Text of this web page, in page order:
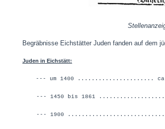
Begräbnisse Eichstätter Juden fanden auf dem
Juden in Eichstätt:
--- um 1400 ...................... ca.
--- 1450 bis 1861
--- 1900 .............................